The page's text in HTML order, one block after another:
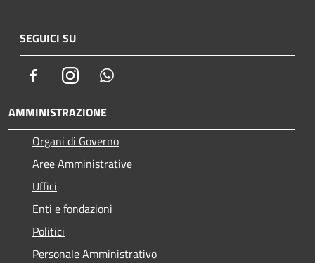
SEGUICI SU
FacebookInstagram
AMMINISTRAZIONE
Organi di Governo
Aree Amministrative
Uffici
Enti e fondazioni
Politici
Personale Amministrativo